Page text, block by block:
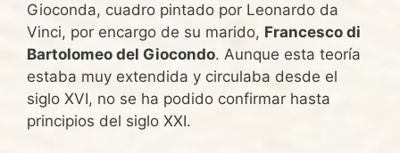
Gioconda, cuadro pintado por Leonardo da
Vinci, por encargo de su marido, Francesco di
Bartolomeo del Giocondo. Aunque esta teoría
estaba muy extendida y circulaba desde el
siglo XVI, no se ha podido confirmar hasta
principios del siglo XXI.